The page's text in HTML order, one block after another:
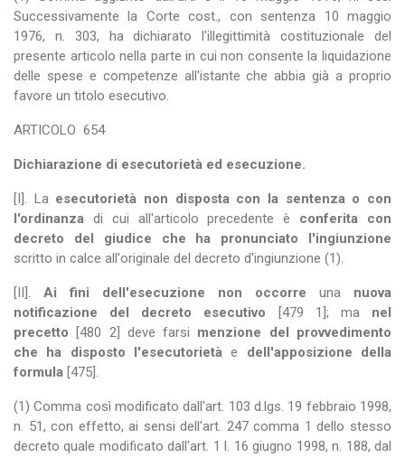
Successivamente la Corte cost., con sentenza 10 maggio
1976, n. 303, ha dichiarato l'illegittimità costituzionale del
presente articolo nella parte in cui non consente la liquidazione
delle spese e competenze all'istante che abbia già a proprio
favore un titolo esecutivo.
ARTICOLO 654
Dichiarazione di esecutorietà ed esecuzione.
[I]. La esecutorietà non disposta con la sentenza o con
l'ordinanza di cui all'articolo precedente è conferita con
decreto del giudice che ha pronunciato l'ingiunzione
scritto in calce all'originale del decreto d'ingiunzione (1).
[II]. Ai fini dell'esecuzione non occorre una nuova
notificazione del decreto esecutivo [479 1]; ma nel
precetto [480 2] deve farsi menzione del provvedimento
che ha disposto l'esecutorietà e dell'apposizione della
formula [475].
(1) Comma così modificato dall'art. 103 d.lgs. 19 febbraio 1998,
n. 51, con effetto, ai sensi dell'art. 247 comma 1 dello stesso
decreto quale modificato dall'art. 1 l. 16 giugno 1998, n. 188, dal